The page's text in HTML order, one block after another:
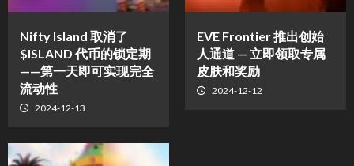
Nifty Island 取消了
$ISLAND 代币的锁定期
——第一天即可实现完全
流动性
2024-12-13
EVE Frontier 推出创始
人通道 — 立即领取专属
皮肤和奖励
2024-12-12